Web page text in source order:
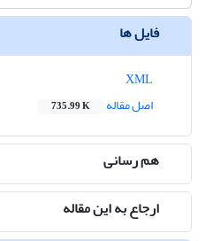
فایل ها
اصل مقاله
735.99 K
هم رسانی
ارجاع به این مقاله